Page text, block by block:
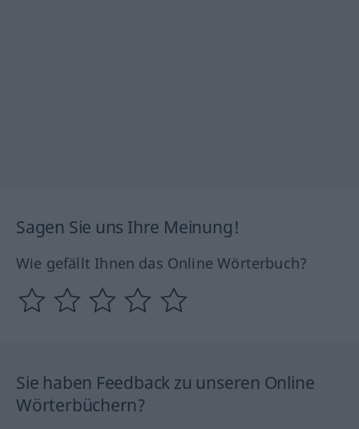
Sagen Sie uns Ihre Meinung!
Wie gefällt Ihnen das Online Wörterbuch?
Sie haben Feedback zu unseren Online
Wörterbüchern?